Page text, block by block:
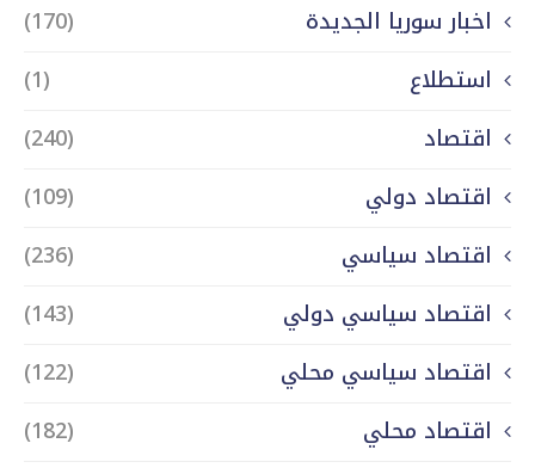
اخبار سوريا الجديدة
(170)
استطلاع
(1)
اقتصاد
(240)
اقتصاد دولي
(109)
اقتصاد سياسي
(236)
اقتصاد سياسي دولي
(143)
اقتصاد سياسي محلي
(122)
اقتصاد محلي
(182)